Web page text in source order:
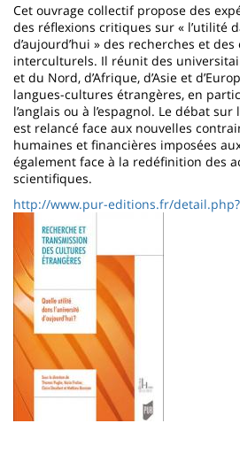
Cet ouvrage collectif propose des
des réflexions critiques sur « l’utilité
d’aujourd’hui » des recherches et
interculturels. Il réunit des
et du Nord, d’Afrique, d’Asie et
langues-cultures étrangères, en
l’anglais ou à l’espagnol. Le débat
est relancé face aux nouvelles
humaines et financières imposées
également face à la redéfinition des
scientifiques.
http://www.pur-editions.fr/